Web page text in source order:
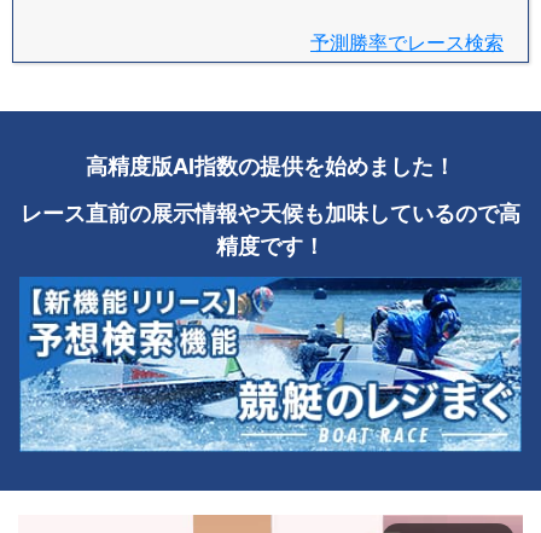
予測勝率でレース検索
高精度版AI指数の提供を始めました！
レース直前の展示情報や天候も加味しているので高
精度です！